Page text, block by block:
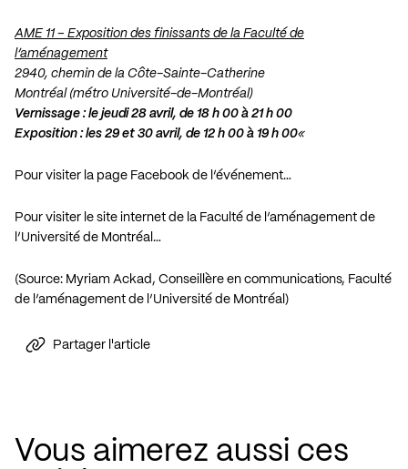
AME 11 – Exposition des finissants de la Faculté de
l’aménagement
2940, chemin de la Côte-Sainte-Catherine
Montréal (métro Université-de-Montréal)
Vernissage : le jeudi 28 avril, de 18 h 00 à 21 h 00
Exposition : les 29 et 30 avril, de 12 h 00 à 19 h 00«
Pour visiter la page Facebook de l’événement…
Pour visiter le site internet de la Faculté de l’aménagement de
l’Université de Montréal…
(Source: Myriam Ackad, Conseillère en communications, Faculté
de l’aménagement de l’Université de Montréal)
Partager l'article
Vous aimerez aussi ces